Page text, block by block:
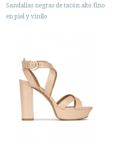
Sandalias negras de tacón alto fino
en piel y vinilo